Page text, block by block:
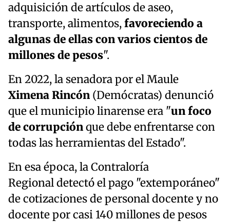
adquisición de artículos de aseo,
transporte, alimentos,favoreciendo a
algunas de ellas con varios cientos de
millones de pesos".
En 2022, la senadora por el Maule
Ximena Rincón (Demócratas) denunció
que el municipio linarense era "un foco
de corrupciónque debe enfrentarse con
todas las herramientas del Estado".
En esa época, la Contraloría
Regional detectó el pago "extemporáneo"
de cotizaciones de personal docente y no
docente por casi 140 millones de pesos